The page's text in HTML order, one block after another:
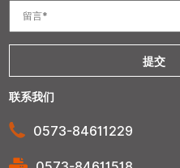
提交
联系我们
0573-84611229